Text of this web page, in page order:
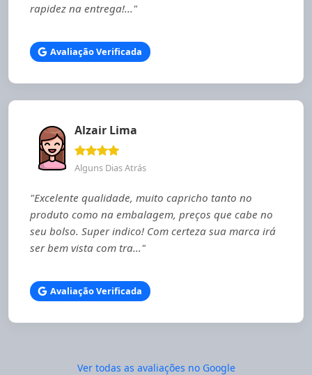
rapidez na entrega!..."
Avaliação Verificada
Alzair Lima
Alguns Dias Atrás
"Excelente qualidade, muito capricho tanto no
produto como na embalagem, preços que cabe no
seu bolso. Super indico! Com certeza sua marca irá
ser bem vista com tra..."
Avaliação Verificada
Ver todas as avaliações no Google